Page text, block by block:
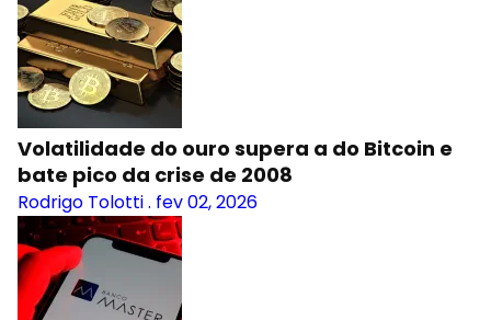
Volatilidade do ouro supera a do Bitcoin e
bate pico da crise de 2008
Rodrigo Tolotti. fev 02, 2026